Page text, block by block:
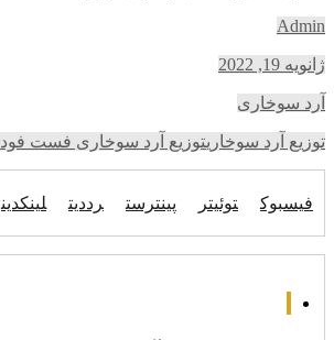
Admin
ژانویه 19, 2022
آرد سوخاری
توزیع آرد سوخاریتوزیع آرد سوخاری فست فود
فیسبوک توئیتر پینترست رددیت لینکدین